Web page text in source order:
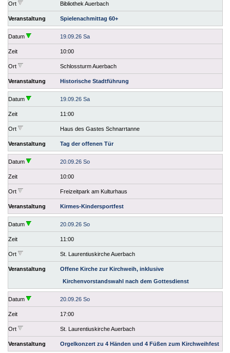
Ort Bibliothek Auerbach
Veranstaltung Spielenachmittag 60+
Datum 19.09.26 Sa
Zeit 10:00
Ort Schlossturm Auerbach
Veranstaltung Historische Stadtführung
Datum 19.09.26 Sa
Zeit 11:00
Ort Haus des Gastes Schnarrtanne
Veranstaltung Tag der offenen Tür
Datum 20.09.26 So
Zeit 10:00
Ort Freizeitpark am Kulturhaus
Veranstaltung Kirmes-Kindersportfest
Datum 20.09.26 So
Zeit 11:00
Ort St. Laurentiuskirche Auerbach
Veranstaltung
Offene Kirche zur Kirchweih, inklusive
Kirchenvorstandswahl nach dem Gottesdienst
Datum 20.09.26 So
Zeit 17:00
Ort St. Laurentiuskirche Auerbach
Veranstaltung Orgelkonzert zu 4 Händen und 4 Füßen zum Kirchweihfest